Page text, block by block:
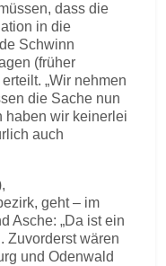
dass die
in die
Schwinn
(früher
„Wir nehmen
die Sache nun
haben wir keinerlei
auch
geht – im
Asche: „Da ist ein
Zuvorderst wären
und Odenwald